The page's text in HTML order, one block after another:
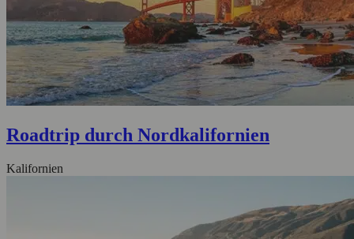
Roadtrip durch Nordkalifornien
Kalifornien